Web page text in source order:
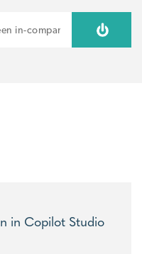
ZOEKEN
in Copilot Studio